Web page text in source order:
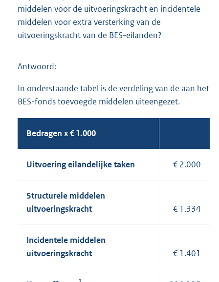
middelen voor de uitvoeringskracht en incidentele
middelen voor extra versterking van de
uitvoeringskracht van de BES-eilanden?
Antwoord:
In onderstaande tabel is de verdeling van de aan het
BES-fonds toevoegde middelen uiteengezet.
Bedragen x € 1.000
Uitvoering eilandelijke taken € 2.000
Structurele middelen
uitvoeringskracht
€ 1.334
Incidentele middelen
uitvoeringskracht
€ 1.401